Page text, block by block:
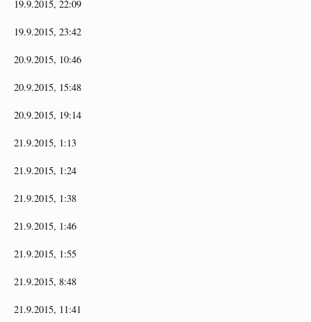
19.9.2015, 22:09
19.9.2015, 23:42
20.9.2015, 10:46
20.9.2015, 15:48
20.9.2015, 19:14
21.9.2015, 1:13
21.9.2015, 1:24
21.9.2015, 1:38
21.9.2015, 1:46
21.9.2015, 1:55
21.9.2015, 8:48
21.9.2015, 11:41